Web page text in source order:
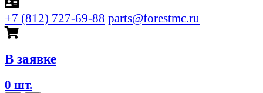
+7 (812) 727-69-88 parts@forestmc.ru
В заявке
0 шт.